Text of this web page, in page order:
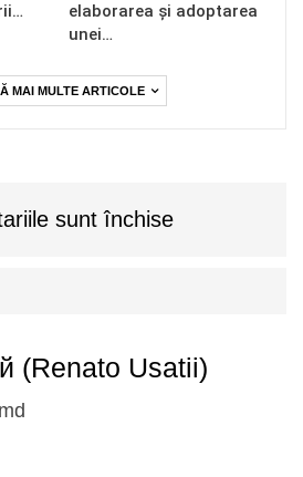
elaborarea și adoptarea
unei…
MAI MULTE ARTICOLE
sunt închise
(Renato Usatii)